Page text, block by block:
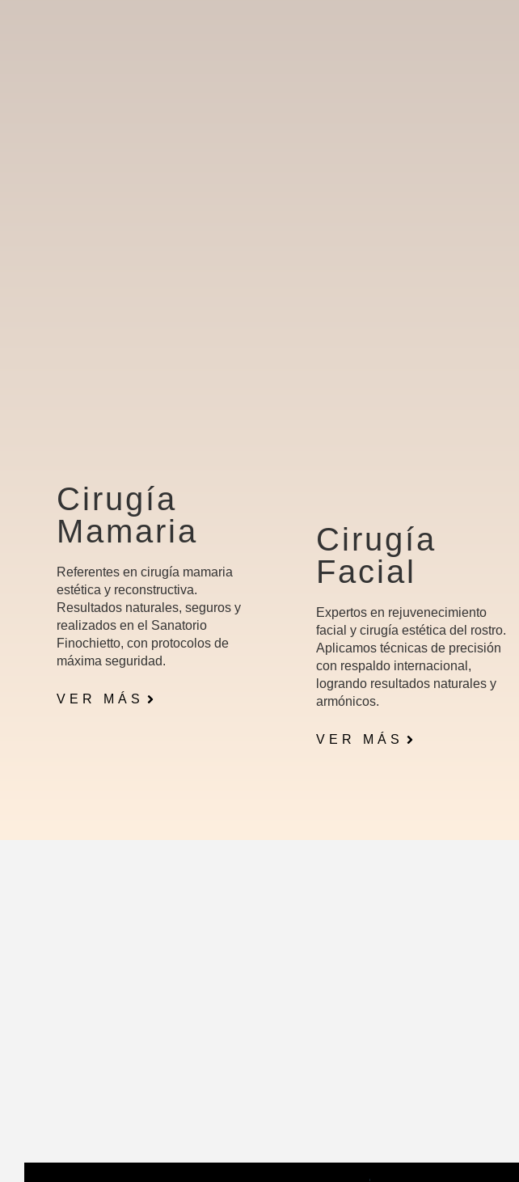
Cirugía
Mamaria
Referentes en cirugía mamaria
estética y reconstructiva.
Resultados naturales, seguros y
realizados en el Sanatorio
Finochietto, con protocolos de
máxima seguridad.
VER MÁS
Cirugía
Facial
Expertos en rejuvenecimiento
facial y cirugía estética del rostro.
Aplicamos técnicas de precisión
con respaldo internacional,
logrando resultados naturales y
armónicos.
VER MÁS